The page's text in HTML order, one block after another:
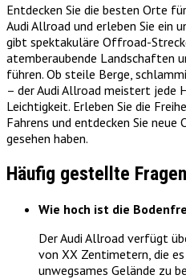
Entdecken Sie die besten Orte
Audi Allroad und erleben Sie ein
gibt spektakuläre Offroad-
atemberaubende Landschaften
führen. Ob steile Berge,
– der Audi Allroad meistert jede
Leichtigkeit. Erleben Sie die
Fahrens und entdecken Sie neue
gesehen haben.
Häufig gestellte Fragen
Wie hoch ist die
Der Audi Allroad verfügt
von XX Zentimetern, die
unwegsames Gelände zu